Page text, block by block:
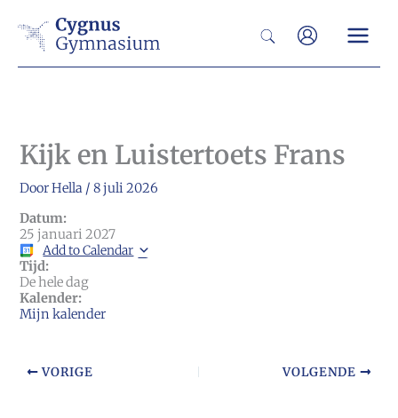
naar
Zoeken
Kijk en Luistertoets Frans
DoorHella /8 juli 2026
Datum:
25 januari 2027
Add to Calendar
Tijd:
De hele dag
Kalender:
Mijn kalender
VORIGE VOLGENDE